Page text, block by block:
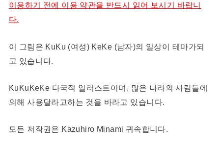
이용하기 전에 이용 약관을 반드시 읽어 보시기 바랍니
다.
이 그림은 KuKu (여성) KeKe (남자)의 일상이 테마가되
고 있습니다.
KuKuKeKe 다국적 일러스트이며, 많은 나라의 사람들에
의해 사용달라고하는 것을 바라고 있습니다.
모든 저작권은 Kazuhiro Minami 귀속합니다.